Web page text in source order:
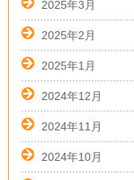
2025年3月
2025年2月
2025年1月
2024年12月
2024年11月
2024年10月